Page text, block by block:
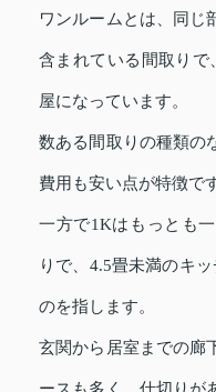
ワンルームとは、同じ
含まれている間取りで
屋になっています。
数ある間取りの種類の
費用も安い点が特徴で
一方で1Kはもっとも
りで、4.5畳未満のキ
のを指します。
玄関から居室までの廊
ースも多く、仕切りが